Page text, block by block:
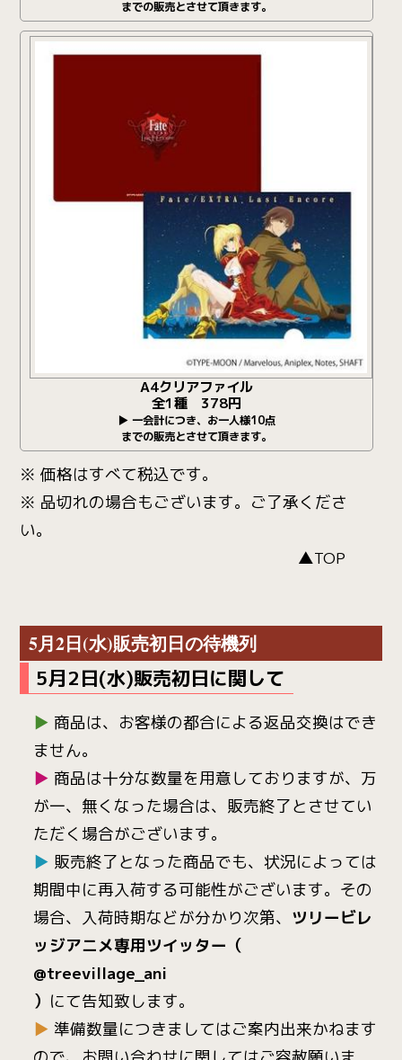
までの販売とさせて頂きます。
A4クリアファイル
全1種 378円
▶ 一会計につき、お一人様10点
までの販売とさせて頂きます。
※ 価格はすべて税込です。
※ 品切れの場合もございます。ご了承くださ
い。
▲TOP
5月2日(水)販売初日の待機列
5月2日(水)販売初日に関して
▶ 商品は、お客様の都合による返品交換はでき
ません。
▶ 商品は十分な数量を用意しておりますが、万
が一、無くなった場合は、販売終了とさせてい
ただく場合がございます。
▶ 販売終了となった商品でも、状況によっては
期間中に再入荷する可能性がございます。その
場合、入荷時期などが分かり次第、 ツリービレ
ッジアニメ専用ツイッター（
@treevillage_ani
） にて告知致します。
▶ 準備数量につきましてはご案内出来かねます